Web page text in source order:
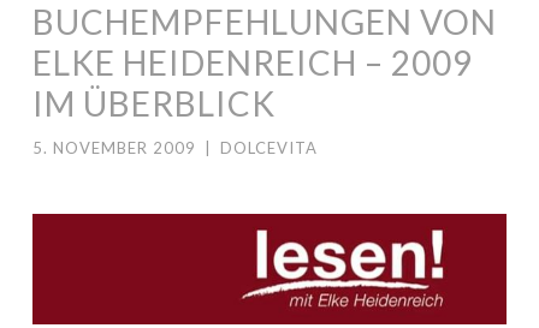
BUCHEMPFEHLUNGEN VON
ELKE HEIDENREICH – 2009
IM ÜBERBLICK
5. NOVEMBER 2009 DOLCEVITA